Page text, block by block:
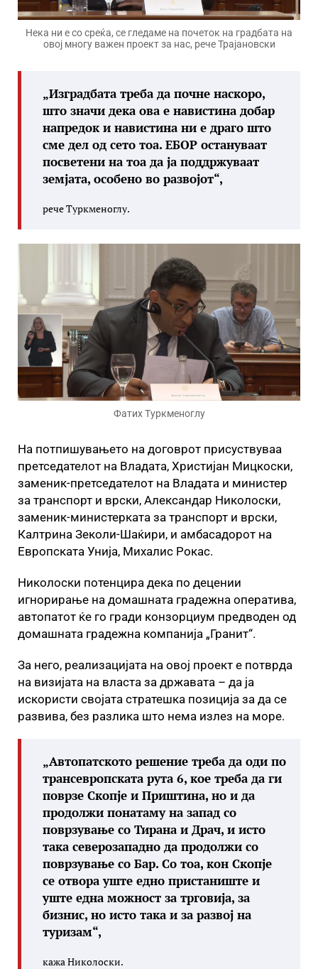
Нека ни е со среќа, се гледаме на почеток на градбата на
овој многу важен проект за нас, рече Трајановски
„Изградбата треба да почне наскоро,
што значи дека ова е навистина добар
напредок и навистина ни е драго што
сме дел од сето тоа. ЕБОР остануваат
посветени на тоа да ја поддржуваат
земјата, особено во развојот“,
рече Туркменоглу.
Фатих Туркменоглу
На потпишувањето на договрот присуствуваа
претседателот на Владата, Христијан Мицкоски,
заменик-претседателот на Владата и министер
за транспорт и врски, Александар Николоски,
заменик-министерката за транспорт и врски,
Калтрина Зеколи-Шаќири, и амбасадорот на
Европската Унија, Михалис Рокас.
Николоски потенцира дека по децении
игнорирање на домашната градежна оператива,
автопатот ќе го гради конзорциум предводен од
домашната градежна компанија „Гранит“.
За него, реализацијата на овој проект е потврда
на визијата на власта за државата – да ја
искористи својата стратешка позиција за да се
развива, без разлика што нема излез на море.
„Автопатското решение треба да оди по
трансевропската рута 6, кое треба да ги
поврзе Скопје и Приштина, но и да
продолжи понатаму на запад со
поврзување со Тирана и Драч, и исто
така северозападно да продолжи со
поврзување со Бар. Со тоа, кон Скопје
се отвора уште едно пристаниште и
уште една можност за трговија, за
бизнис, но исто така и за развој на
туризам“,
кажа Николоски.